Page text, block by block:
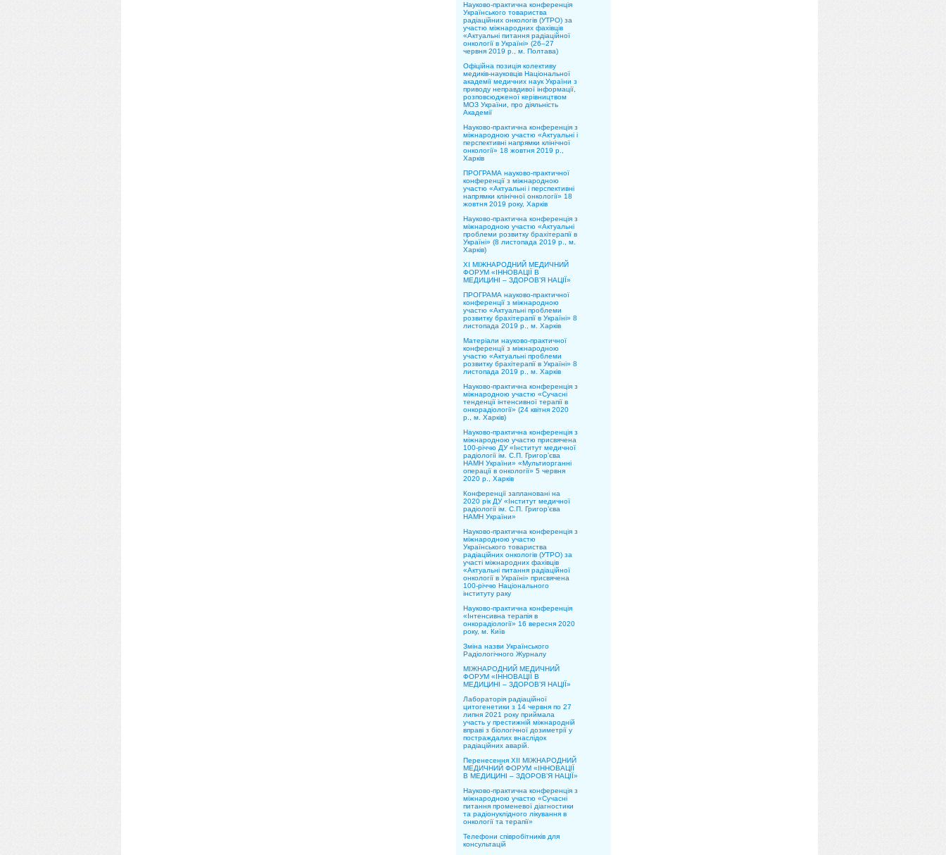
Науково-практична конференція
Українського товариства
радіаційних онкологів (УТРО) за
участю міжнародних фахівців
«Актуальні питання радіаційної
онкології в Україні» (26–27
червня 2019 р., м. Полтава)
Офіційна позиція колективу
медиків-науковців Національної
академії медичних наук України з
приводу неправдивої інформації,
розповсюдженої керівництвом
МОЗ України, про діяльність
Академії
Науково-практична конференція з
міжнародною участю «Актуальні і
перспективні напрямки клінічної
онкології» 18 жовтня 2019 р.,
Харків
ПРОГРАМА науково-практичної
конференції з міжнародною
участю «Актуальні і перспективні
напрямки клінічної онкології» 18
жовтня 2019 року, Харків
Науково-практична конференція з
міжнародною участю «Актуальні
проблеми розвитку брахітерапії в
Україні» (8 листопада 2019 р., м.
Харків)
XІ МІЖНАРОДНИЙ МЕДИЧНИЙ
ФОРУМ «ІННОВАЦІЇ В
МЕДИЦИНІ – ЗДОРОВ’Я НАЦІЇ»
ПРОГРАМА науково-практичної
конференції з міжнародною
участю «Актуальні проблеми
розвитку брахітерапії в Україні» 8
листопада 2019 р., м. Харків
Матеріали науково-практичної
конференції з міжнародною
участю «Актуальні проблеми
розвитку брахітерапії в Україні» 8
листопада 2019 р., м. Харків
Науково-практична конференція з
міжнародною участю «Сучасні
тенденції інтенсивної терапії в
онкорадіології» (24 квітня 2020
р., м. Харків)
Науково-практична конференція з
міжнародною участю присвячена
100-річчю ДУ «Інститут медичної
радіології ім. С.П. Григор’єва
НАМН України» «Мультиорганні
операції в онкології» 5 червня
2020 р., Харків
Конференції заплановані на
2020 рік ДУ «Інститут медичної
радіології ім. С.П. Григор’єва
НАМН України»
Науково-практична конференція з
міжнародною участю
Українського товариства
радіаційних онкологів (УТРО) за
участі міжнародних фахівців
«Актуальні питання радіаційної
онкології в Україні» присвячена
100-річчю Національного
інституту раку
Науково-практична конференція
«Інтенсивна терапія в
онкорадіології» 16 вересня 2020
року, м. Київ
Зміна назви Українського
Радіологічного Журналу
МІЖНАРОДНИЙ МЕДИЧНИЙ
ФОРУМ «ІННОВАЦІЇ В
МЕДИЦИНІ – ЗДОРОВ’Я НАЦІЇ»
Лабораторія радіаційної
цитогенетики з 14 червня по 27
липня 2021 року приймала
участь у престижній міжнародній
вправі з біологічної дозиметрії у
постраждалих внаслідок
радіаційних аварій.
Перенесення XII МІЖНАРОДНИЙ
МЕДИЧНИЙ ФОРУМ «ІННОВАЦІЇ
В МЕДИЦИНІ – ЗДОРОВ’Я НАЦІЇ»
Науково-практична конференція з
міжнародною участю «Сучасні
питання променевої діагностики
та радіонуклідного лікування в
онкології та терапії»
Телефони співробітників для
консультацій